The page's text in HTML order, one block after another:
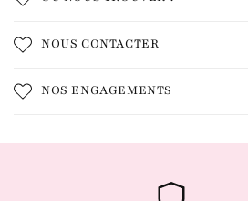
NOUS CONTACTER
NOS ENGAGEMENTS